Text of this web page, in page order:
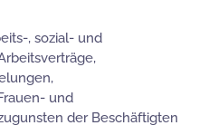
, sozial- und
und
der Beschäftigten